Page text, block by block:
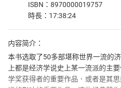
ISBN：8970000019757
時長：17:38:24
内容简介：
本书选取了50多部堪称世界一流的
上都是经济学说史上某一流派的主
学奖获得者的重要作品．或者是其